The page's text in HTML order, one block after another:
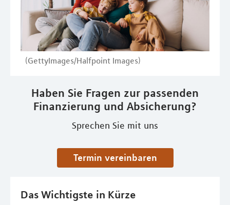
(GettyImages/Halfpoint Images)
Haben Sie Fragen zur passenden
Finanzierung und Absicherung?
Sprechen Sie mit uns
Termin vereinbaren
Das Wichtigste in Kürze